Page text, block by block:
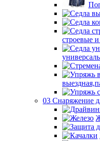
строевые
03 Снаряжение